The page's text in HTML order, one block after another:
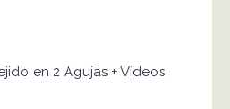
en 2 Agujas + Vídeos